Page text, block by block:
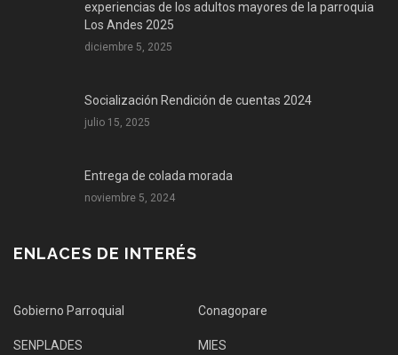
experiencias de los adultos mayores de la parroquia
Los Andes 2025
diciembre 5, 2025
Socialización Rendición de cuentas 2024
julio 15, 2025
Entrega de colada morada
noviembre 5, 2024
ENLACES DE INTERÉS
Gobierno Parroquial Conagopare
SENPLADES MIES